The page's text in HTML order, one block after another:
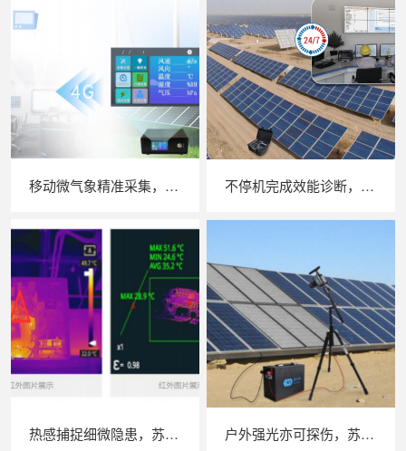
移动微气象精准采集，苏州 LAILX LXH506 便携式气象站补齐光伏检测环境数据短板 不停机完成效能诊断，苏州 LAILX LX‑PE93 逆变器综合测试仪筑牢光伏电站效能底座
热感捕捉细微隐患，苏州 LAILX LX‑F300 手持红外热成像仪赋能光伏安全运维 户外强光亦可探伤，苏州 LAILX LXG30 便携式 EL 检测仪重塑光伏组件无损检测标准